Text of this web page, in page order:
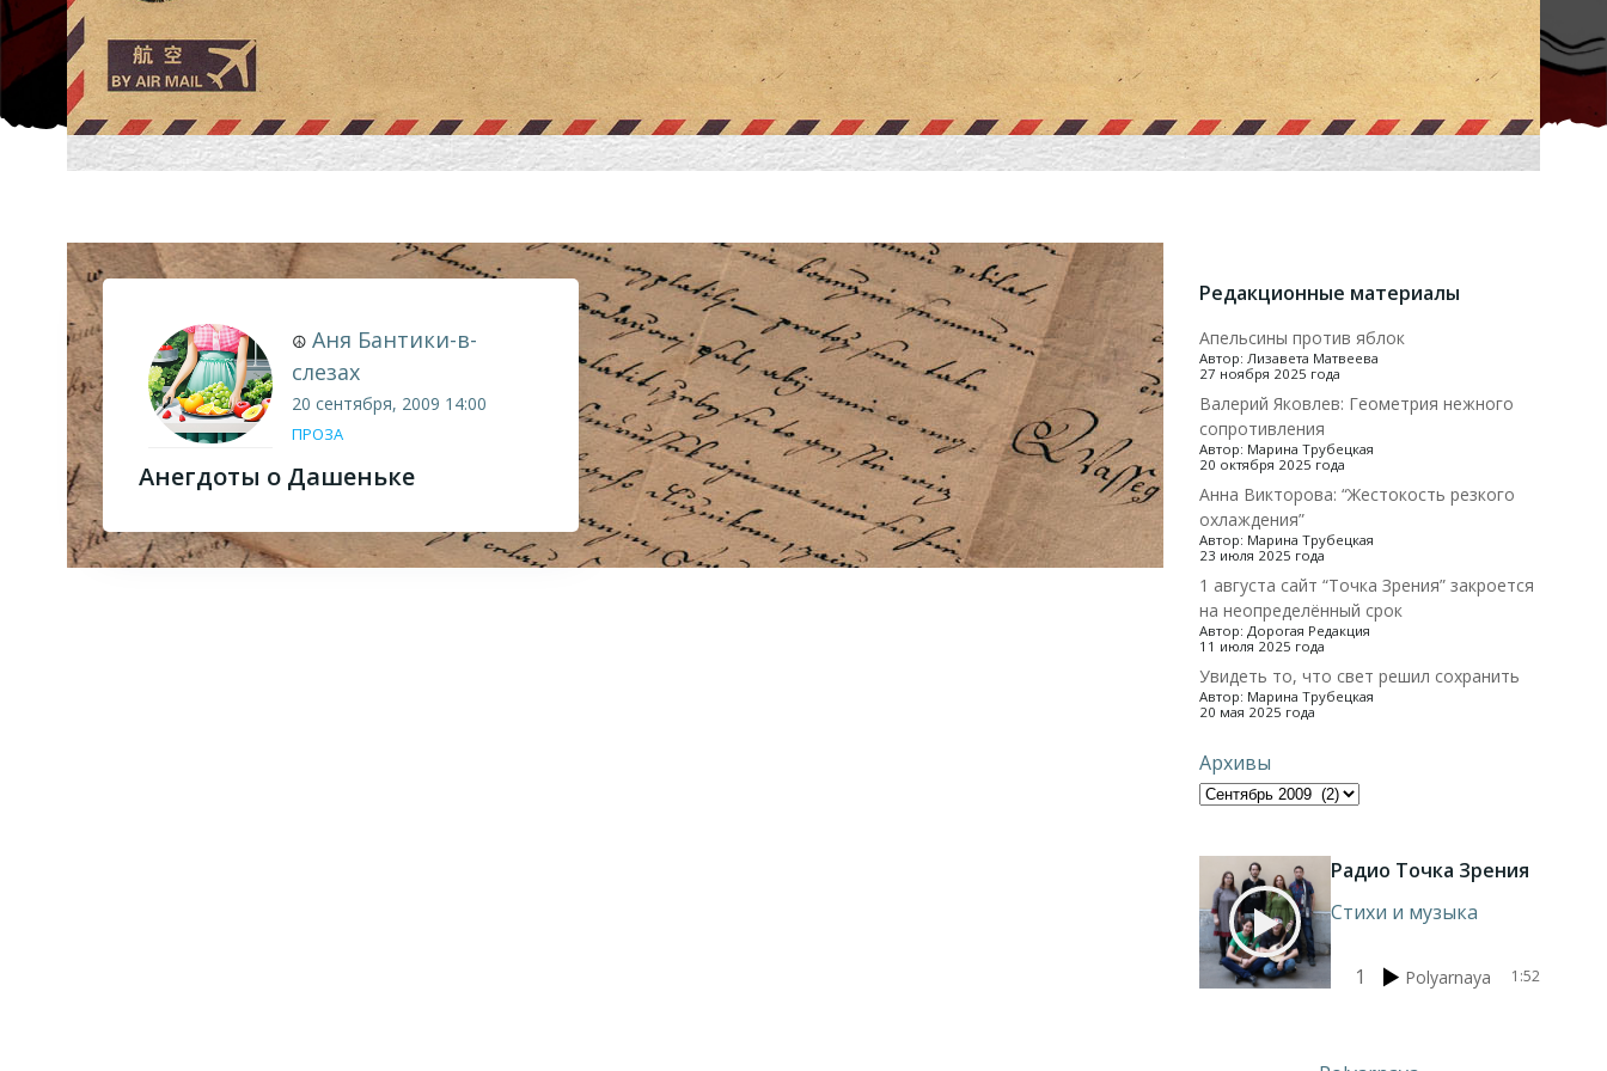
☮ Аня Бантики-в-
слезах
20 сентября, 2009 14:00
ПРОЗА
Анегдоты о Дашеньке
Редакционные материалы
Апельсины против яблок
Автор: Лизавета Матвеева
27 ноября 2025 года
Валерий Яковлев: Геометрия нежного
сопротивления
Автор: Марина Трубецкая
20 октября 2025 года
Анна Викторова: “Жестокость резкого
охлаждения”
Автор: Марина Трубецкая
23 июля 2025 года
1 августа сайт “Точка Зрения” закроется
на неопределённый срок
Автор: Дорогая Редакция
11 июля 2025 года
Увидеть то, что свет решил сохранить
Автор: Марина Трубецкая
20 мая 2025 года
Архивы
Радио Точка Зрения
Стихи и музыка
1 Polyarnaya 1:52